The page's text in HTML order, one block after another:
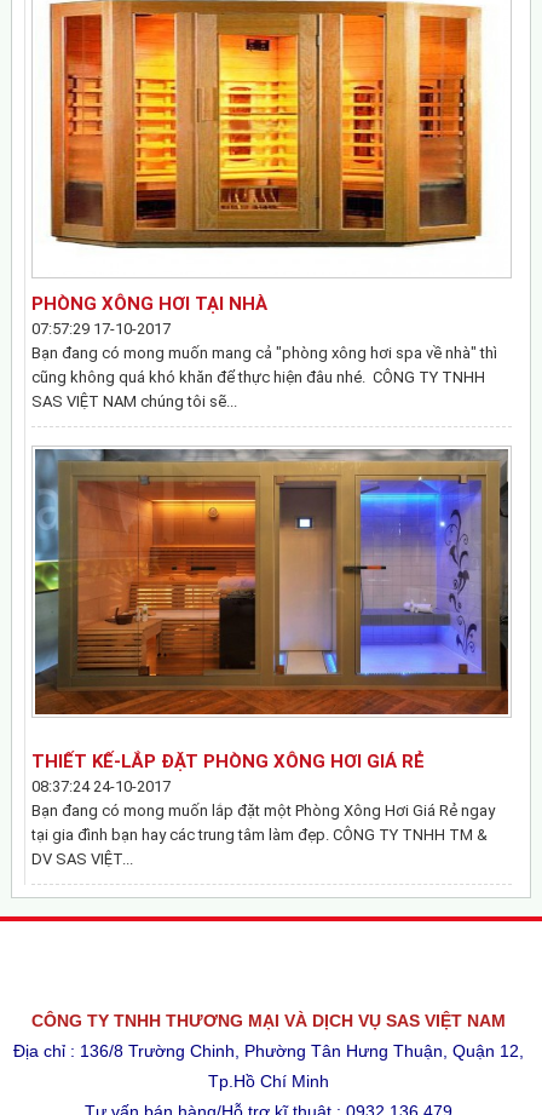
PHÒNG XÔNG HƠI TẠI NHÀ
07:57:29 17-10-2017
Bạn đang có mong muốn mang cả "phòng xông hơi spa về nhà" thì
cũng không quá khó khăn để thực hiện đâu nhé. CÔNG TY TNHH
SAS VIỆT NAM chúng tôi sẽ...
THIẾT KẾ-LẮP ĐẶT PHÒNG XÔNG HƠI GIÁ RẺ
08:37:24 24-10-2017
Bạn đang có mong muốn lắp đặt một Phòng Xông Hơi Giá Rẻ ngay
tại gia đình bạn hay các trung tâm làm đẹp. CÔNG TY TNHH TM &
DV SAS VIỆT...
CÔNG TY TNHH THƯƠNG MẠI VÀ DỊCH VỤ SAS VIỆT NAM
Địa chỉ : 136/8 Trường Chinh, Phường Tân Hưng Thuận, Quận 12,
Tp.Hồ Chí Minh
Tư vấn bán hàng/Hỗ trợ kĩ thuật : 0932 136 479